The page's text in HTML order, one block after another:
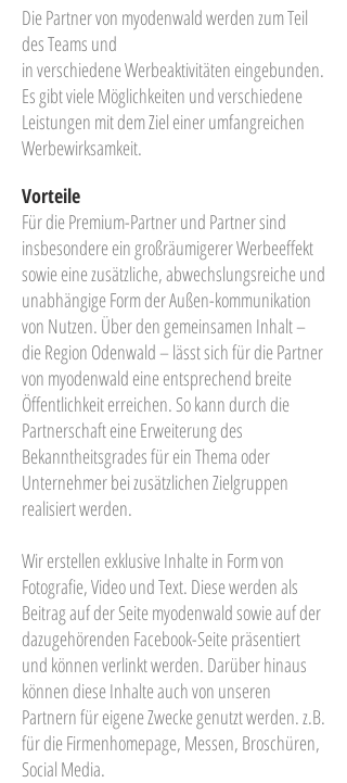
Die Partner von myodenwald werden zum Teil
des Teams und
in verschiedene Werbeaktivitäten eingebunden.
Es gibt viele Möglichkeiten und verschiedene
Leistungen mit dem Ziel einer umfangreichen
Werbewirksamkeit.
Vorteile
Für die Premium-Partner und Partner sind
insbesondere ein großräumigerer Werbeeffekt
sowie eine zusätzliche, abwechslungsreiche und
unabhängige Form der Außen-kommunikation
von Nutzen. Über den gemeinsamen Inhalt –
die Region Odenwald – lässt sich für die Partner
von myodenwald eine entsprechend breite
Öffentlichkeit erreichen. So kann durch die
Partnerschaft eine Erweiterung des
Bekanntheitsgrades für ein Thema oder
Unternehmer bei zusätzlichen Zielgruppen
realisiert werden.
Wir erstellen exklusive Inhalte in Form von
Fotografie, Video und Text. Diese werden als
Beitrag auf der Seite myodenwald sowie auf der
dazugehörenden Facebook-Seite präsentiert
und können verlinkt werden. Darüber hinaus
können diese Inhalte auch von unseren
Partnern für eigene Zwecke genutzt werden. z.B.
für die Firmenhomepage, Messen, Broschüren,
Social Media.